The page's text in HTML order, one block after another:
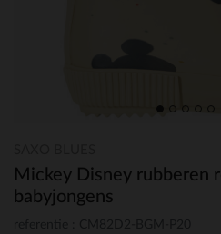
Mickey Disney rubberen
babyjongens